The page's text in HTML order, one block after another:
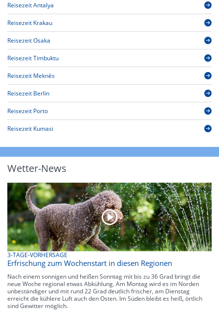
Reisezeit Antalya
Reisezeit Krakau
Reisezeit Osaka
Reisezeit Timbuktu
Reisezeit Meknès
Reisezeit Berlin
Reisezeit Porto
Reisezeit Kumasi
Wetter-News
3-TAGE-VORHERSAGE
Erfrischung zum Wochenstart in diesen Regionen
Nach einem sonnigen und heißen Sonntag mit bis zu 36 Grad bringt die
neue Woche regional etwas Abkühlung. Am Montag wird es im Norden
unbeständiger und mit rund 22 Grad deutlich frischer, am Dienstag
erreicht die kühlere Luft auch den Osten. Im Süden bleibt es heiß, örtlich
sind Gewitter möglich.